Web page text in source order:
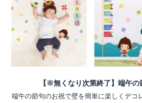
【※無くなり次第終了】端午の
端午の節句のお祝で壁を簡単に楽しくデコ